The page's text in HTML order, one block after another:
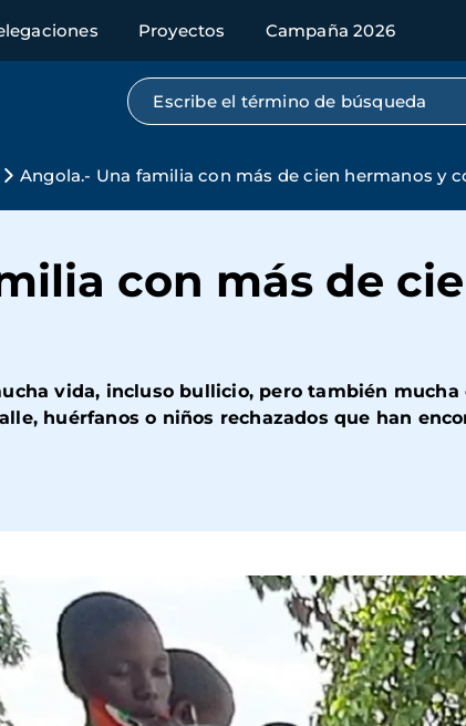
Proyectos Campaña 2026
Búsqueda por texto completo
Angola.- Una familia con más de cien hermanos y
con más de
vida, incluso bullicio, pero también
huérfanos o niños rechazados que han